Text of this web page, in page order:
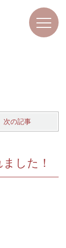
次の記事
した！